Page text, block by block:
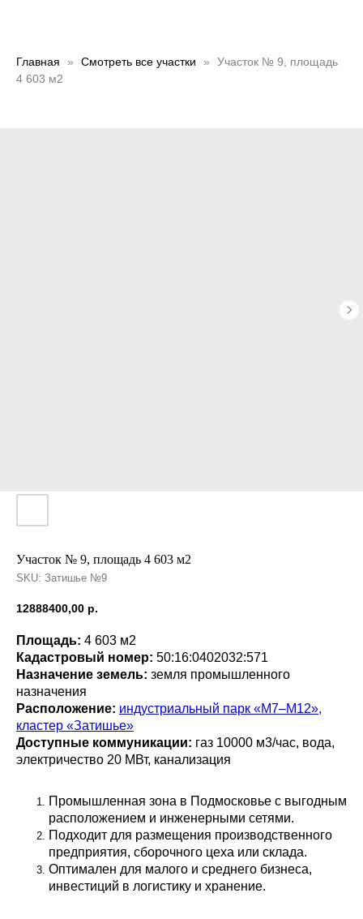
Главная Смотреть все участки
Участок № 9, площадь
4 603 м2
Участок № 9, площадь 4 603 м2
SKU: Затишье №9
12888400,00 р.
Площадь: 4 603 м2
Кадастровый номер: 50:16:0402032:571
Назначение земель: земля промышленного
назначения
Расположение: индустриальный парк «М7–М12»,
кластер «Затишье»
Доступные коммуникации: газ 10000 м3/час, вода,
электричество 20 МВт, канализация
Промышленная зона в Подмосковье с выгодным
расположением и инженерными сетями.
Подходит для размещения производственного
предприятия, сборочного цеха или склада.
Оптимален для малого и среднего бизнеса,
инвестиций в логистику и хранение.